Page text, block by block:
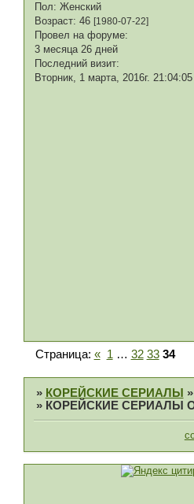
Пол: Женский
Возраст: 46[1980-07-22]
Провел на форуме:
3 месяца 26 дней
Последний визит:
Вторник, 1 марта, 2016г. 21:04:05
Страница: « 1 … 32 33 34
» КОРЕЙСКИЕ СЕРИАЛЫ »
» КОРЕЙСКИЕ СЕРИАЛЫ